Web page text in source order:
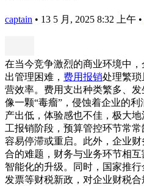
captain • 13 5 月, 2025 8:32 上午 •
在当今竞争激烈的商业环境中
出管理困难， 费用报销处理繁琐
营效率。费用支出种类繁多、
像一颗“毒瘤”，侵蚀着企业的利
产出低，体验感也不佳，极大
工报销阶段，预算管控环节常
容易停滞或重启。此外，企业
合的难题，财务与业务环节相
智能化的升级。同时，国家推
发票等财税新政，对企业财税